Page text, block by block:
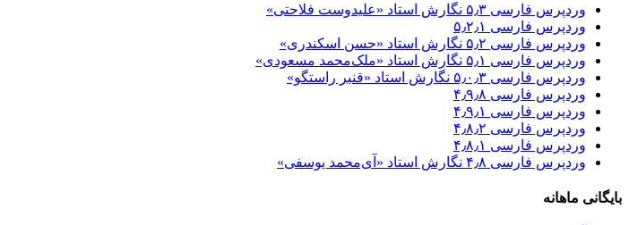
وردپرس فارسی ۵٫۳ نگارش استاد «علیدوست فلاحتی»
وردپرس فارسی ۵٫۲٫۱
وردپرس فارسی ۵٫۲ نگارش استاد «حسن اسکندری»
وردپرس فارسی ۵٫۱ نگارش استاد «ملک‌محمد مسعودی»
وردپرس فارسی ۵٫۰٫۳ نگارش استاد «قنبر راستگو»
وردپرس فارسی ۴٫۹٫۸
وردپرس فارسی ۴٫۹٫۱
وردپرس فارسی ۴٫۸٫۲
وردپرس فارسی ۴٫۸٫۱
وردپرس فارسی ۴٫۸ نگارش استاد «آی‌محمد یوسفی»
بایگانی ماهانه